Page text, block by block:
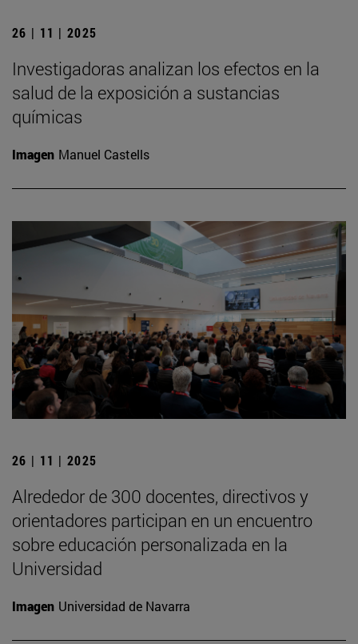
26 | 11 | 2025
Investigadoras analizan los efectos en la
salud de la exposición a sustancias
químicas
Imagen Manuel Castells
26 | 11 | 2025
Alrededor de 300 docentes, directivos y
orientadores participan en un encuentro
sobre educación personalizada en la
Universidad
Imagen Universidad de Navarra